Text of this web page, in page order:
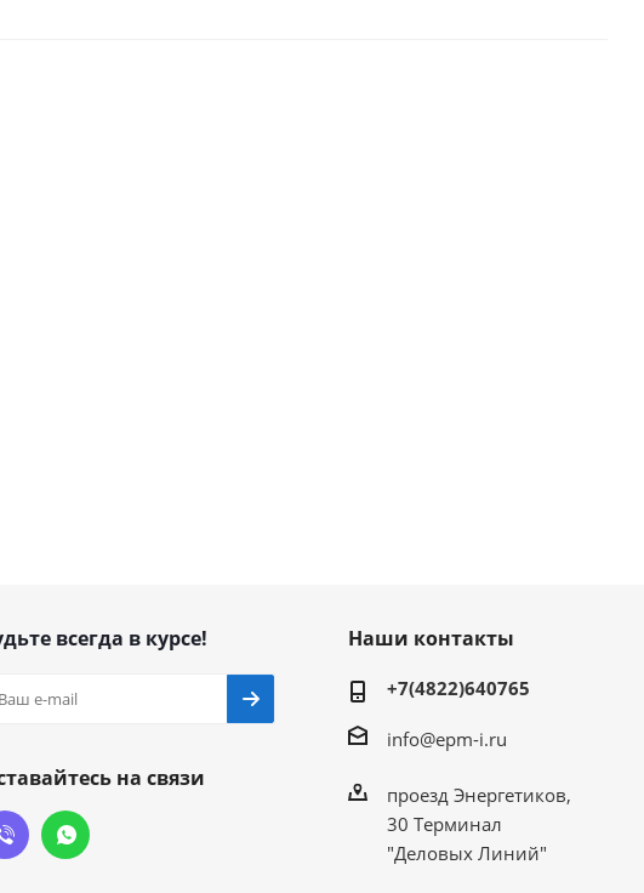
всегда в курсе!
на связи
Наши контакты
+7(4822)640765
info@epm-i.ru
проезд Энергетиков,
30 Терминал
"Деловых Линий"